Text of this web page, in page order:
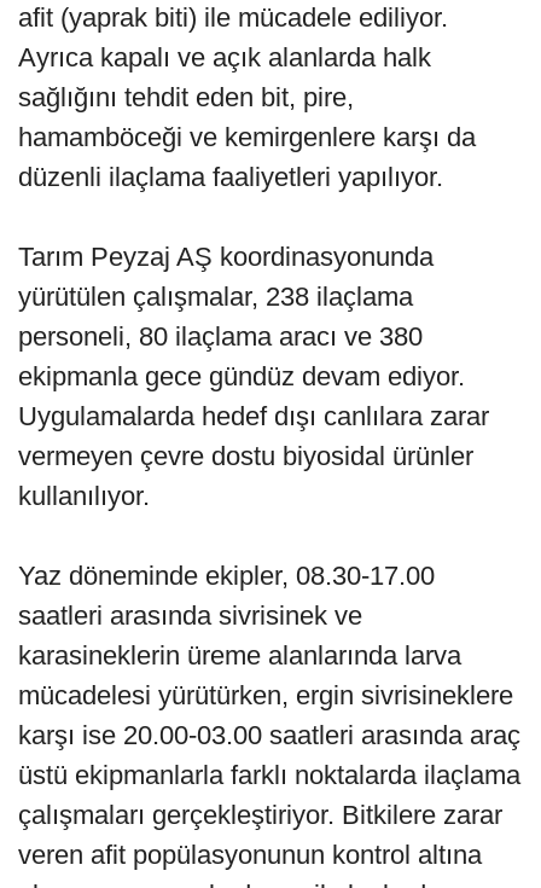
afit (yaprak biti) ile mücadele ediliyor.
Ayrıca kapalı ve açık alanlarda halk
sağlığını tehdit eden bit, pire,
hamamböceği ve kemirgenlere karşı da
düzenli ilaçlama faaliyetleri yapılıyor.
Tarım Peyzaj AŞ koordinasyonunda
yürütülen çalışmalar, 238 ilaçlama
personeli, 80 ilaçlama aracı ve 380
ekipmanla gece gündüz devam ediyor.
Uygulamalarda hedef dışı canlılara zarar
vermeyen çevre dostu biyosidal ürünler
kullanılıyor.
Yaz döneminde ekipler, 08.30-17.00
saatleri arasında sivrisinek ve
karasineklerin üreme alanlarında larva
mücadelesi yürütürken, ergin sivrisineklere
karşı ise 20.00-03.00 saatleri arasında araç
üstü ekipmanlarla farklı noktalarda ilaçlama
çalışmaları gerçekleştiriyor. Bitkilere zarar
veren afit popülasyonunun kontrol altına